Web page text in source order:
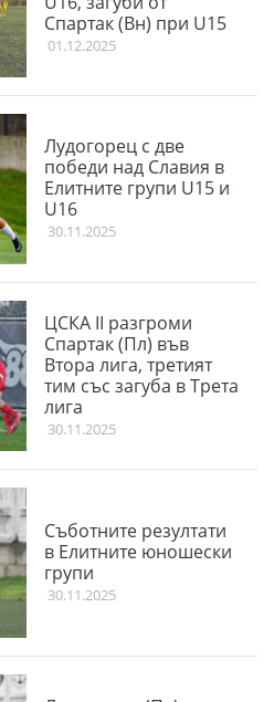
Спартак (Вн) при U15
01.12.2025
Лудогорец с две
победи над Славия в
Елитните групи U15 и
U16
30.11.2025
ЦСКА II разгроми
Спартак (Пл) във
Втора лига, третият
тим със загуба в Трета
лига
30.11.2025
Съботните резултати
в Елитните юношески
групи
30.11.2025